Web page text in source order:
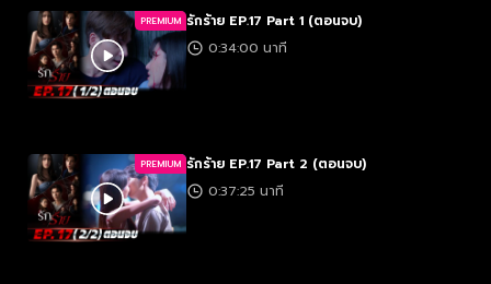
PREMIUM รักร้าย EP.17 Part 1 (ตอนจบ)
0:34:00 นาที
PREMIUM รักร้าย EP.17 Part 2 (ตอนจบ)
0:37:25 นาที